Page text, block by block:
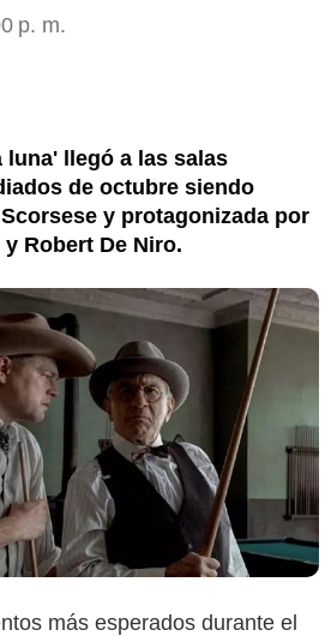
p. m.
luna' llegó a las salas
de octubre siendo
y protagonizada por
Robert De Niro.
más esperados durante el